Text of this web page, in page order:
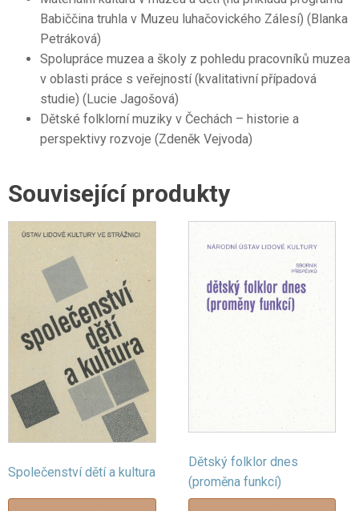
Babiččina truhla v Muzeu luhačovického Zálesí) (Blanka
Petráková)
Spolupráce muzea a školy z pohledu pracovníků muzea
v oblasti práce s veřejností (kvalitativní případová
studie) (Lucie Jagošová)
Dětské folklorní muziky v Čechách – historie a
perspektivy rozvoje (Zdeněk Vejvoda)
Související produkty
Společenství dětí a kultura
Dětský folklor dnes
(proměna funkcí)